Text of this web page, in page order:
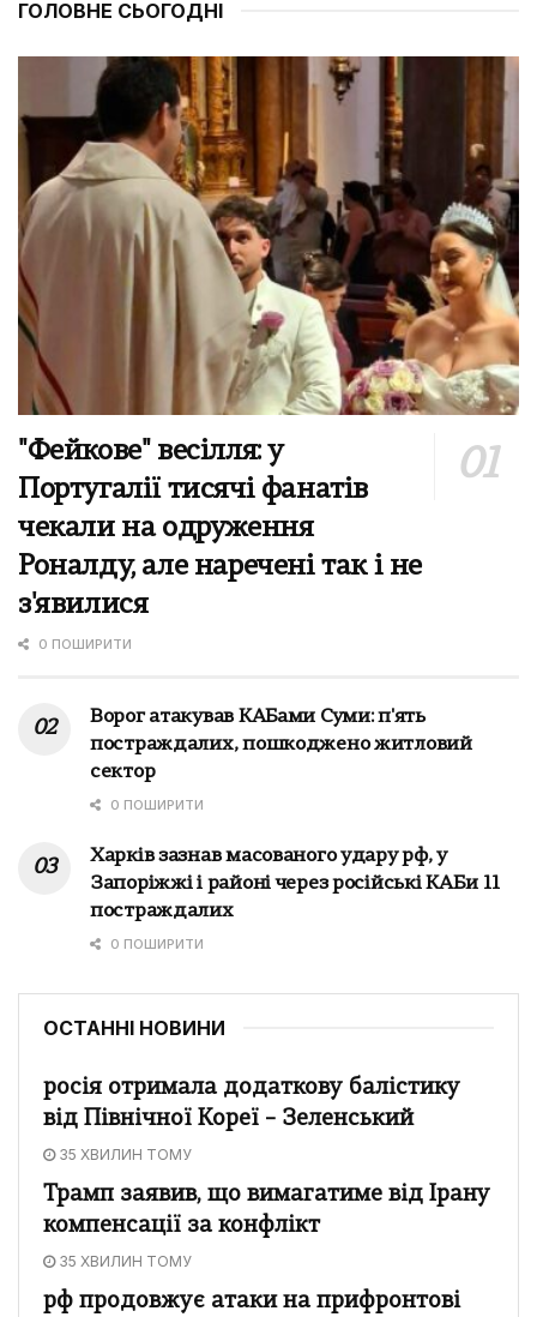
ГОЛОВНЕ СЬОГОДНІ
"Фейкове" весілля: у
Португалії тисячі фанатів
чекали на одруження
Роналду, але наречені так і не
з'явилися
0 ПОШИРИТИ
Ворог атакував КАБами Суми: п'ять
постраждалих, пошкоджено житловий
сектор
0 ПОШИРИТИ
Харків зазнав масованого удару рф, у
Запоріжжі і районі через російські КАБи 11
постраждалих
0 ПОШИРИТИ
ОСТАННІ НОВИНИ
росія отримала додаткову балістику
від Північної Кореї – Зеленський
35 ХВИЛИН ТОМУ
Трамп заявив, що вимагатиме від Ірану
компенсації за конфлікт
35 ХВИЛИН ТОМУ
рф продовжує атаки на прифронтові